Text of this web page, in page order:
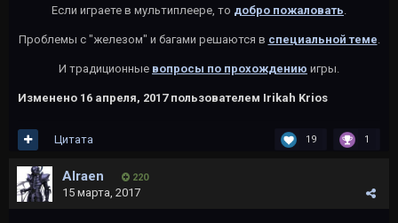
Если играете в мультиплеере, то добро пожаловать.
Проблемы с "железом" и багами решаются в специальной теме.
И традиционные вопросы по прохождению игры.
Изменено 16 апреля, 2017пользователем Irikah Krios
19 1
Цитата
Alraen 220
15 марта, 2017